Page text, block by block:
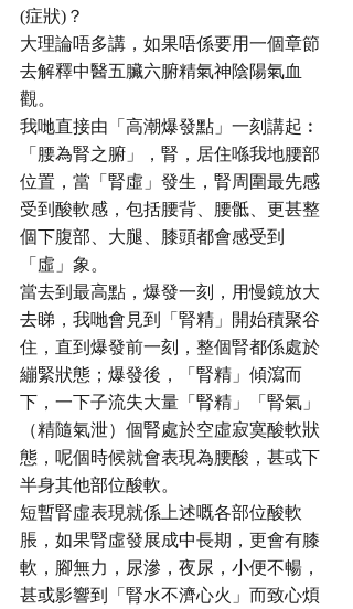
(症狀)？
大理論唔多講，如果唔係要用一個章節
去解釋中醫五臟六腑精氣神陰陽氣血
觀。
我哋直接由「高潮爆發點」一刻講起︰
「腰為腎之腑」，腎，居住喺我地腰部
位置，當「腎虛」發生，腎周圍最先感
受到酸軟感，包括腰背、腰骶、更甚整
個下腹部、大腿、膝頭都會感受到
「虛」象。
當去到最高點，爆發一刻，用慢鏡放大
去睇，我哋會見到「腎精」開始積聚谷
住，直到爆發前一刻，整個腎都係處於
繃緊狀態；爆發後，「腎精」傾瀉而
下，一下子流失大量「腎精」「腎氣」
（精隨氣泄）個腎處於空虛寂寞酸軟狀
態，呢個時候就會表現為腰酸，甚或下
半身其他部位酸軟。
短暫腎虛表現就係上述嘅各部位酸軟
脹，如果腎虛發展成中長期，更會有膝
軟，腳無力，尿滲，夜尿，小便不暢，
甚或影響到「腎水不濟心火」而致心煩